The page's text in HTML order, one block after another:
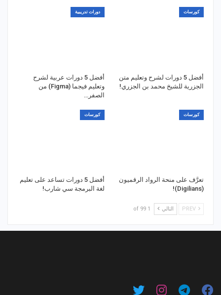
كورسات
أفضل 5 دورات لشرح وتعليم متن
الجزرية للشيخ محمد بن الجزري!
دورات تدريبية
أفضل 5 دورات عربية لشرح
وتعليم فيجما (Figma) من
الصفر…
كورسات
تعرَّف على منحة الرواد الرقميون
(Digilians)!
كورسات
أفضل 5 دورات تساعد على تعليم
لغة البرمجة سي شارب!
التالي 1 of 99